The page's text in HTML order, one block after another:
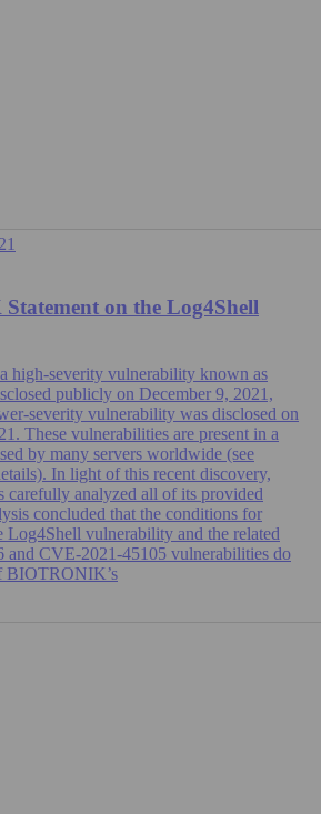
on the Log4Shell
high-severity vulnerability known as
publicly on December 9, 2021,
severity vulnerability was disclosed on
These vulnerabilities are present in a
by many servers worldwide (see
In light of this recent discovery,
analyzed all of its provided
concluded that the conditions for
Log4Shell vulnerability and the related
and CVE-2021-45105 vulnerabilities do
BIOTRONIK’s